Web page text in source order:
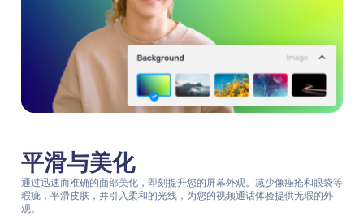
平滑与美化
通过迅速而准确的面部美化，即刻提升您的屏幕外观。减少像痤疮和眼袋等
瑕疵，平滑皮肤，并引入柔和的光线，为您的视频通话体验提供无瑕的外
观。